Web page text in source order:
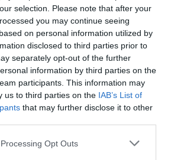
selection. Please note that after your
you may continue seeing
on personal information utilized by
disclosed to third parties prior to
separately opt-out of the further
information by third parties on the
participants. This information may
us to third parties on the IAB’s List of
that may further disclose it to other
Opt Outs
COMMENTAIRES
l'article :
: un programme hivernal record pour
à 14 pays européens
l'article :
sur une passagère endormie : trois ans